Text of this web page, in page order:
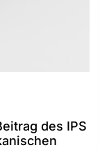
des IPS